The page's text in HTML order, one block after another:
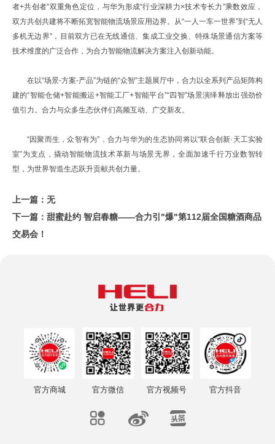
者+共创者”双重角色定位，与华为形成“行业深耕力×技术专长力”乘数效应，
双方共创共建将不断拓宽智能物流场景应用边界。从“一人一车一世界”到“无人
多机无边界”，目前双方已在无线通信、集成工业交换、特殊场景通信方案等
技术维度的广泛合作，为合力智能物流解决方案注入创新动能。
在以“场景-方案-产品”为链的“众智”主题展厅中，合力以全系列产品矩阵构
建的“智能仓储+智能搬运+智能工厂+智能平台”“四智”场景演绎释放出强劲价
值引力。合力与众多生态伙伴们高频互动、广交新友。
“因聚而生，众智有为”，合力与华为的生态协同将以“联合创新·天工实验
室”为支点，撬动智能物流技术革新与场景无界，全面加速千行万业数智转
型，为世界智造生态跃升贡献共创力量。
上一篇：无
下一篇： 甜蜜赴约 智启春糖——合力引"爆"第112届全国糖酒商品
交易会！
官方商城 官方微信 官方视频号 官方抖音